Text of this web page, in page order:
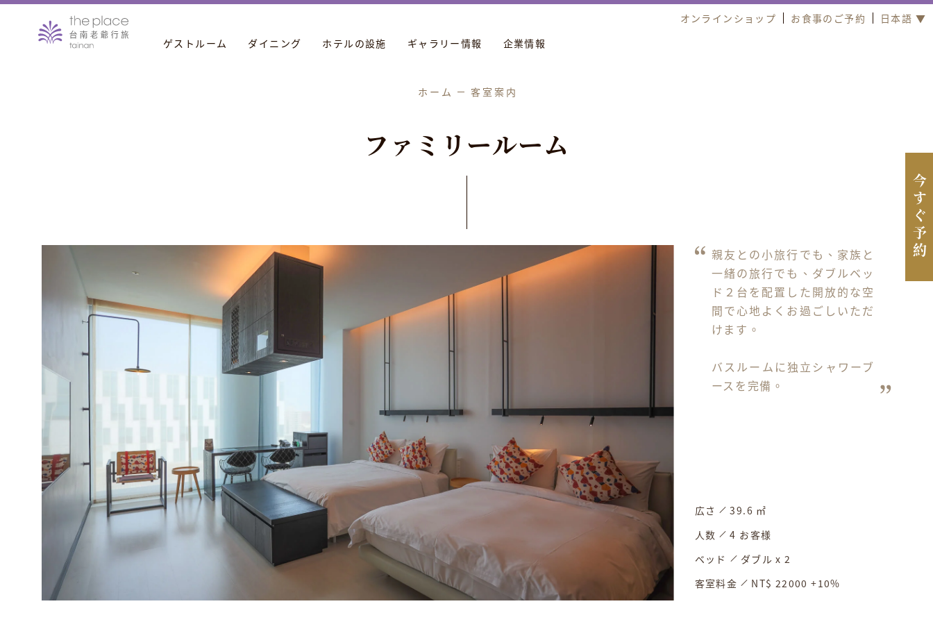
ゲストルーム ダイニング ホテルの設施 ギャラリー情報 企業情報
オンラインショップ お食事のご予約 日本語 ▼
今すぐ予約
ホーム 客室案内
フ ァ ミ リ ールーム
親友との小旅行でも、家族と
一緒の旅行でも、ダブルベッ
ド２台を配置した開放的な空
間で心地よくお過ごしいただ
けます。
バスルームに独立シャワーブ
ースを完備。
広さ
39.6 ㎡
人数
4 お客様
ベッド
ダブル x 2
客室料金
NT$ 22000 +10%